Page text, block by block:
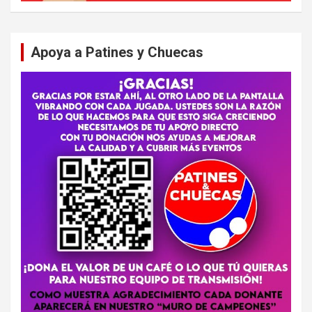
Apoya a Patines y Chuecas